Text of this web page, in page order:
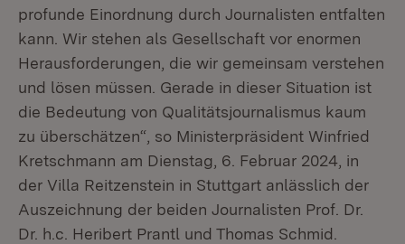
profunde Einordnung durch Journalisten entfalten
kann. Wir stehen als Gesellschaft vor enormen
Herausforderungen, die wir gemeinsam verstehen
und lösen müssen. Gerade in dieser Situation ist
die Bedeutung von Qualitätsjournalismus kaum
zu überschätzen“, so Ministerpräsident Winfried
Kretschmann am Dienstag, 6. Februar 2024, in
der Villa Reitzenstein in Stuttgart anlässlich der
Auszeichnung der beiden Journalisten Prof. Dr.
Dr. h.c. Heribert Prantl und Thomas Schmid.